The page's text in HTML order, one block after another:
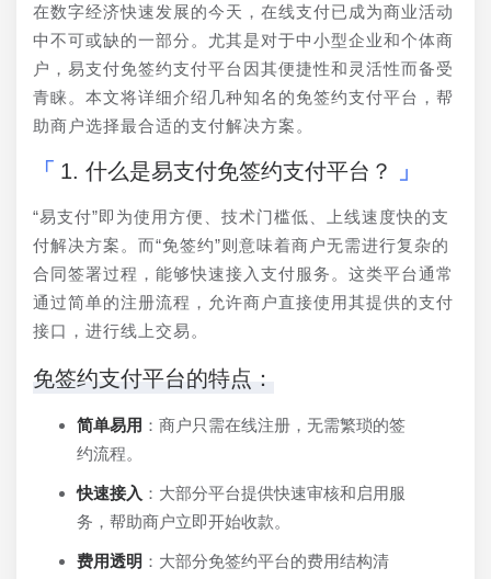
在数字经济快速发展的今天，在线支付已成为商业活动
中不可或缺的一部分。尤其是对于中小型企业和个体商
户，易支付免签约支付平台因其便捷性和灵活性而备受
青睐。本文将详细介绍几种知名的免签约支付平台，帮
助商户选择最合适的支付解决方案。
1. 什么是易支付免签约支付平台？
“易支付”即为使用方便、技术门槛低、上线速度快的支
付解决方案。而“免签约”则意味着商户无需进行复杂的
合同签署过程，能够快速接入支付服务。这类平台通常
通过简单的注册流程，允许商户直接使用其提供的支付
接口，进行线上交易。
免签约支付平台的特点：
简单易用 ：商户只需在线注册，无需繁琐的签
约流程。
快速接入 ：大部分平台提供快速审核和启用服
务，帮助商户立即开始收款。
费用透明 ：大部分免签约平台的费用结构清